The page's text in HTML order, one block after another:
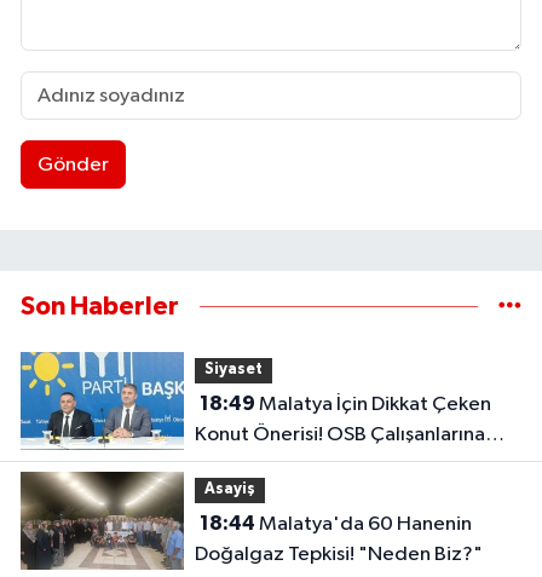
Gönder
Son Haberler
Siyaset
18:49
Konut Önerisi! OSB Çalışanlarına
Faizsiz Ev Çağrısı..
Asayiş
18:44
Doğalgaz Tepkisi! "Neden Biz?"